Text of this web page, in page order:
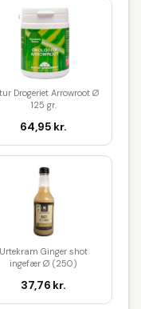
Drogeriet Arrowroot Ø
125 gr.
64,95 kr.
Urtekram Ginger shot
ingefær Ø (250)
37,76 kr.